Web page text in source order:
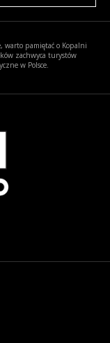
warto pamiętać o Kopalni
zachwyca turystów
w Polsce.